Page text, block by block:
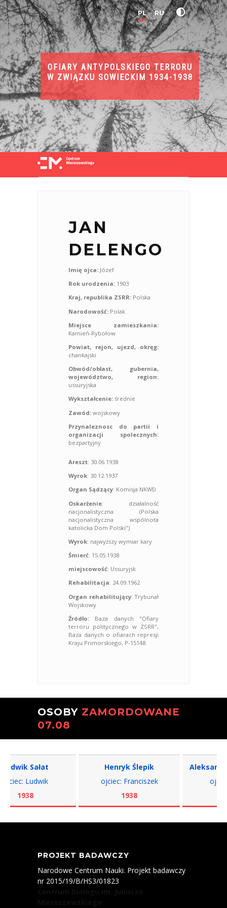
PL RU
OFIARY ANTYPOLSKIEGO TERRORU
W ZWIĄZKU SOWIECKIM 1934-1938
JAN
DELENGO
Imię ojca: Józef
Rok urodzenia: 1903
Kraj, republika ZSRR: Polska
Narodowość: Polak
Miejsce zamieszkania:
Kamień-Rybołow
Powiat, rejon, ujezd, okręg:
chankajski
Obwód/obłast, gubernia,
województwo, region:
ussuryjska
Wykształcenie: średnie
Zawód: wojskowy
Przynaleznosc do partii i
organizacji spolecznych:
bezpartyjny
Areszt: 30.06.1938
Wyrok: 30.12.1937
Organ Sądzący: Komisja NKWD
Oskarżenie: działalność
nacjonalistyczna (Polska
nacjonalistyczna wspólnota
katolicka Dom Polski")
Wyrok: najwyższy wymiar kary
Śmierć: 15.05.1938
miejscowość: Ussuryjsk
Rehabilitacja: 24.09.1962
Organ rehabilitujący: Trybunał
Wojskowy
Źródło: Baza danych "Ofiary
terroru politycznego w ZSRR",
Baza danych o ofiarach represji
Kraju Primorskiego, P-15148
OSOBY ZAMORDOWANE
07.08
Sałat
Ludwik
1938
Henryk Ślepik
ojciec: Franciszek
1938
Aleksander
ojciec:
PROJEKT BADAWCZY
Narodowe Centrum Nauki. Projekt badawczy
nr 2015/19/B/HS3/01823